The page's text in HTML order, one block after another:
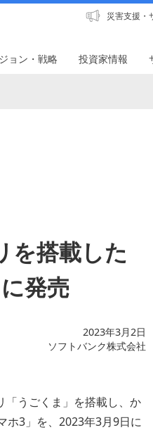
災害支援・
ョン・戦略 投資家情報
を搭載した
発売
2023年3月2日
ソフトバンク株式会社
「うごくま」を搭載し、か
ホ3」を、2023年3月9日に